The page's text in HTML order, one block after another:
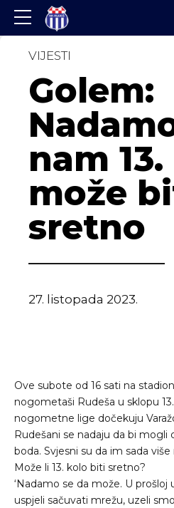
VIJESTI
Golem:
nam
može
sretno
27. listopada 2023.
Ove subote od 16 sati na
nogometaši Rudeša u sklopu
nogometne lige dočekuju
Rudešani se nadaju da bi mogli
boda. Svjesni su da im sada
Može li 13. kolo biti sretno?
‘Nadamo se da može. U
uspjeli sačuvati mrežu, uzeli